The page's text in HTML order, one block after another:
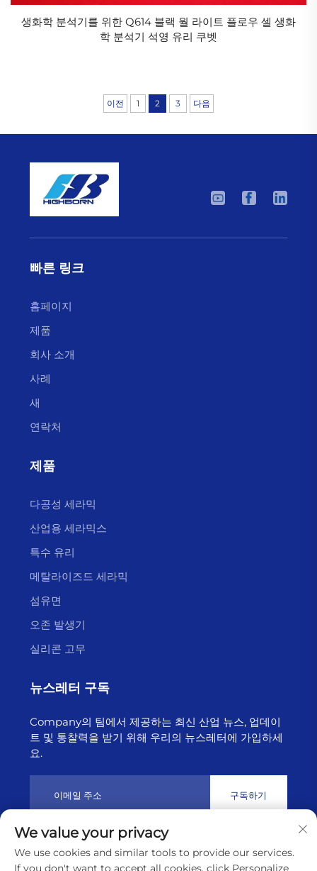
생화학 분석기를 위한 Q614 블랙 월 라이트 플로우 셀 생화
학 분석기 석영 유리 쿠벳
이전 1 2 3 다음
빠른 링크
홈페이지
제품
회사 소개
사례
새
연락처
제품
다공성 세라믹
산업용 세라믹스
특수 유리
메탈라이즈드 세라믹
섬유면
오존 발생기
실리콘 고무
뉴스레터 구독
Company의 팀에서 제공하는 최신 산업 뉴스, 업데이
트 및 통찰력을 받기 위해 우리의 뉴스레터에 가입하세
요.
구독하기
저작권 © 2025년 리ány운강 하이보른 테크놀로지 유한회사 소유
개인정보 보호정책
We value your privacy
We use cookies and similar tools to provide our services.
If you don't want to accept all cookies, click Personalize